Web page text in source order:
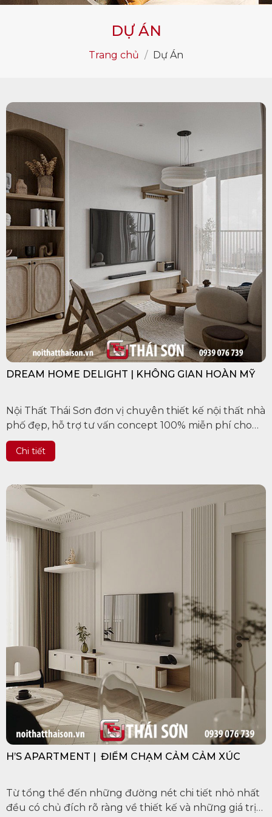
DỰ ÁN
Trang chủ / Dự Án
DREAM HOME DELIGHT | KHÔNG GIAN HOÀN MỸ
Nội Thất Thái Sơn đơn vị chuyên thiết kế nội thất nhà
phố đẹp, hỗ trợ tư vấn concept 100% miễn phí cho
khách hàng trên các tỉnh thành Việt Nam, uy tín làm
nên chất...
Chi tiết
H’S APARTMENT | ĐIỂM CHẠM CẢM CẢM XÚC
Từ tổng thể đến những đường nét chi tiết nhỏ nhất
đều có chủ đích rõ ràng về thiết kế và những giá trị